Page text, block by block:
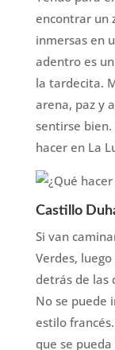
encontrar un
inmersas en
adentro es
la tardecita.
arena, paz y
sentirse bien.
hacer en La
Castillo
Si van
Verdes,
detrás de las
No se puede
estilo
que se